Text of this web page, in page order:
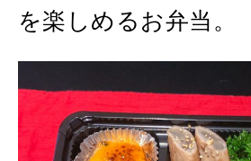
を楽しめるお弁当。